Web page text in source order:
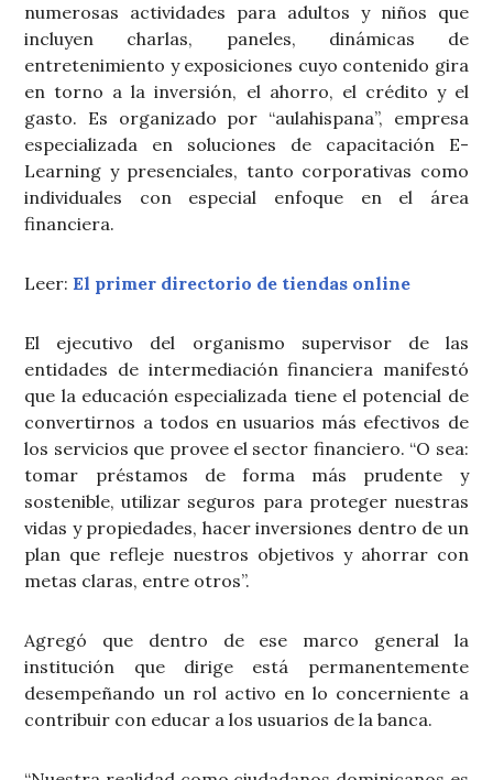
numerosas actividades para adultos y niños que
incluyen charlas, paneles, dinámicas de
entretenimiento y exposiciones cuyo contenido gira
en torno a la inversión, el ahorro, el crédito y el
gasto. Es organizado por “aulahispana”, empresa
especializada en soluciones de capacitación E-
Learning y presenciales, tanto corporativas como
individuales con especial enfoque en el área
financiera.
Leer:El primer directorio de tiendas online
El ejecutivo del organismo supervisor de las
entidades de intermediación financiera manifestó
que la educación especializada tiene el potencial de
convertirnos a todos en usuarios más efectivos de
los servicios que provee el sector financiero. “O sea:
tomar préstamos de forma más prudente y
sostenible, utilizar seguros para proteger nuestras
vidas y propiedades, hacer inversiones dentro de un
plan que refleje nuestros objetivos y ahorrar con
metas claras, entre otros”.
Agregó que dentro de ese marco general la
institución que dirige está permanentemente
desempeñando un rol activo en lo concerniente a
contribuir con educar a los usuarios de la banca.